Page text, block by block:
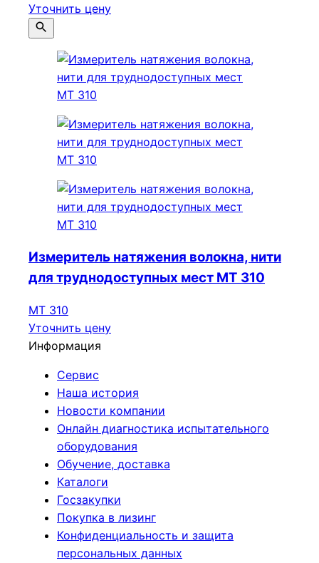
Уточнить цену
Измеритель натяжения волокна, нити
для труднодоступных мест МТ 310
МТ 310
Уточнить цену
Информация
Сервис
Наша история
Новости компании
Онлайн диагностика испытательного
оборудования
Обучение, доставка
Каталоги
Госзакупки
Покупка в лизинг
Конфиденциальность и защита
персональных данных